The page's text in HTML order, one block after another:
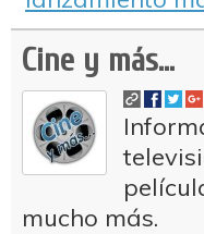
Cine y más...
mucho más.